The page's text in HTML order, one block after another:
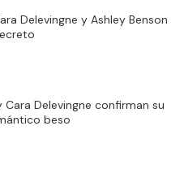
Delevingne y Ashley Benson
Cara Delevingne confirman su
beso